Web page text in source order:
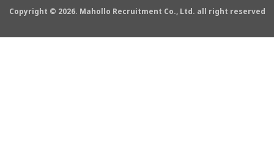
Copyright © 2026. Mahollo Recruitment Co., Ltd. all right reserved